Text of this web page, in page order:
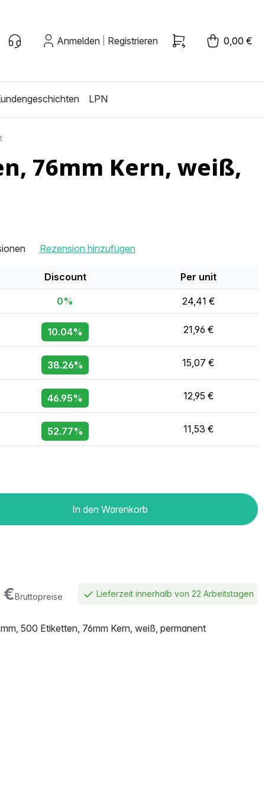
Anmelden Registrieren 0,00 €
LPN
76mm Kern, weiß,
Rezension hinzufügen
Discount Per unit
0% 24,41 €
10.04% 21,96 €
38.26% 15,07 €
46.95% 12,95 €
52.77% 11,53 €
In den Warenkorb
€Bruttopreise Lieferzeit innerhalb von 22 Arbeitstagen
500 Etiketten, 76mm Kern, weiß, permanent